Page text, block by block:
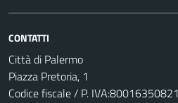
CONTATTI
Città di Palermo
Piazza Pretoria, 1
Codice fiscale / P. IVA:80016350821